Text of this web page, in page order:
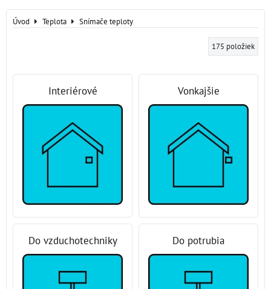
Úvod Teplota Snímače teploty
175 položiek
Interiérové Vonkajšie
Do vzduchotechniky Do potrubia